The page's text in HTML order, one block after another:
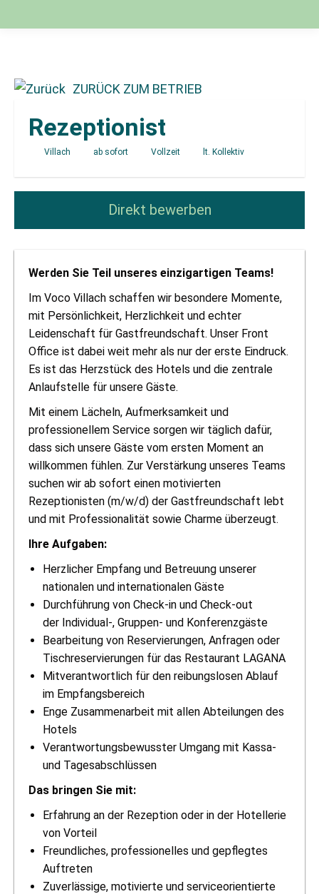
ZURÜCK ZUM BETRIEB
Rezeptionist
Villach ab sofort Vollzeit lt. Kollektiv
Direkt bewerben
Werden Sie Teil unseres einzigartigen Teams!
Im Voco Villach schaffen wir besondere Momente,
mit Persönlichkeit, Herzlichkeit und echter
Leidenschaft für Gastfreundschaft. Unser Front
Office ist dabei weit mehr als nur der erste Eindruck.
Es ist das Herzstück des Hotels und die zentrale
Anlaufstelle für unsere Gäste.
Mit einem Lächeln, Aufmerksamkeit und
professionellem Service sorgen wir täglich dafür,
dass sich unsere Gäste vom ersten Moment an
willkommen fühlen. Zur Verstärkung unseres Teams
suchen wir ab sofort einen motivierten
Rezeptionisten (m/w/d) der Gastfreundschaft lebt
und mit Professionalität sowie Charme überzeugt.
Ihre Aufgaben:
Herzlicher Empfang und Betreuung unserer
nationalen und internationalen Gäste
Durchführung von Check-in und Check-out
der Individual-, Gruppen- und Konferenzgäste
Bearbeitung von Reservierungen, Anfragen oder
Tischreservierungen für das Restaurant LAGANA
Mitverantwortlich für den reibungslosen Ablauf
im Empfangsbereich
Enge Zusammenarbeit mit allen Abteilungen des
Hotels
Verantwortungsbewusster Umgang mit Kassa-
und Tagesabschlüssen
Das bringen Sie mit:
Erfahrung an der Rezeption oder in der Hotellerie
von Vorteil
Freundliches, professionelles und gepflegtes
Auftreten
Zuverlässige, motivierte und serviceorientierte